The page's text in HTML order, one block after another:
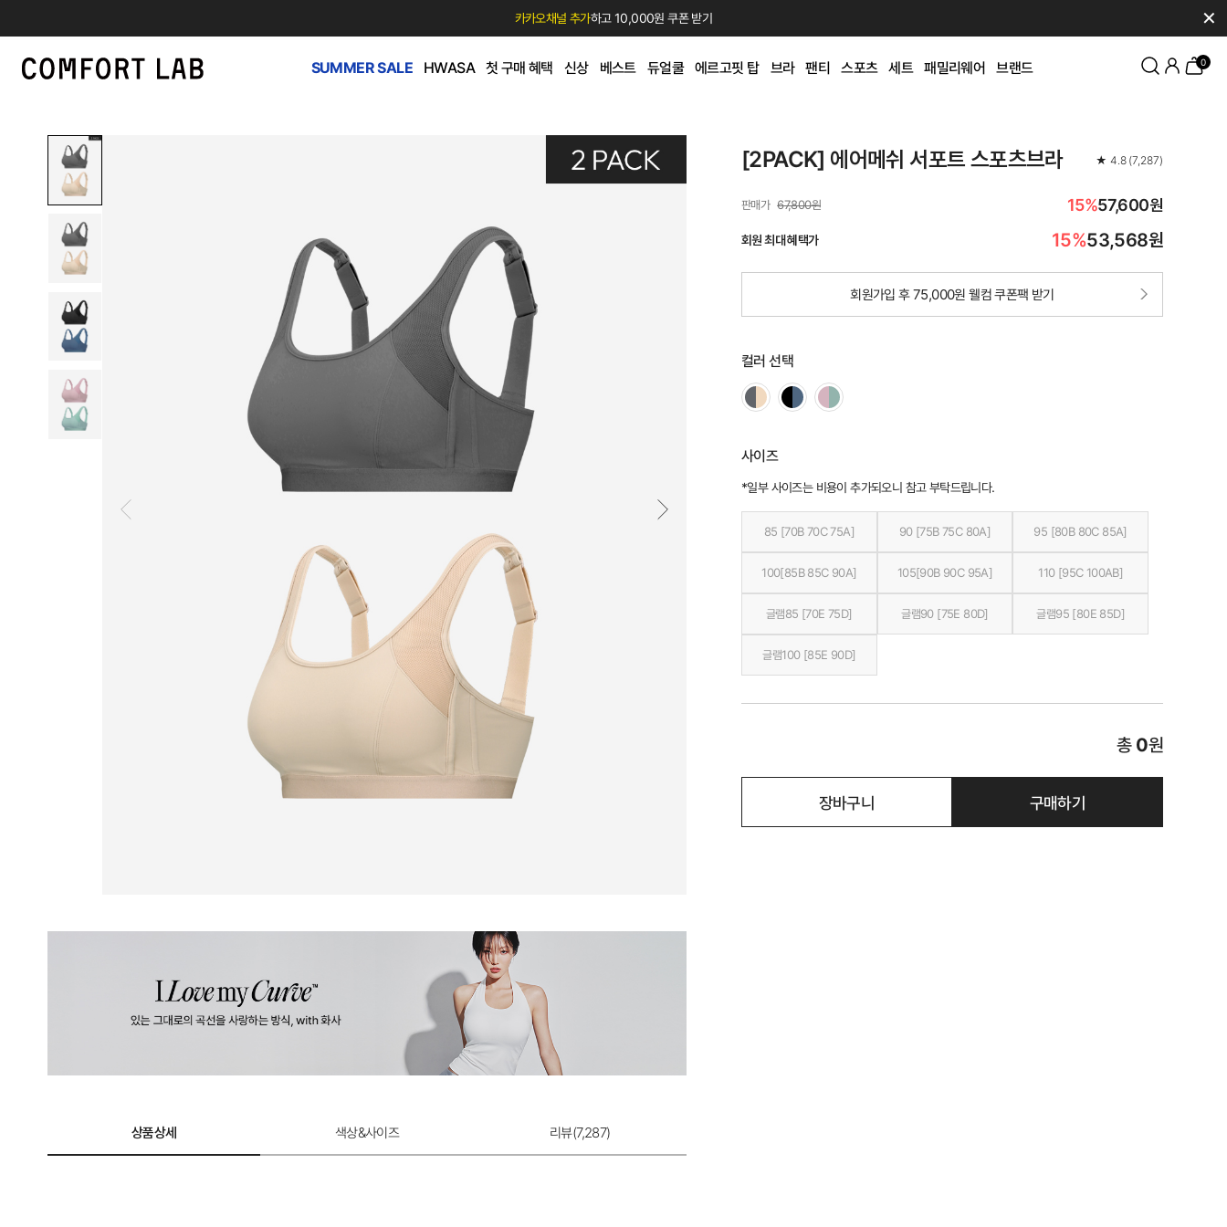
카카오채널 추가하고 10,000원 쿠폰 받기 ✕
SUMMER SALE HWASA 첫 구매 혜택 신상 베스트 듀얼쿨 에르고핏 탑 브라 팬티 스포츠 세트 패밀리웨어 브랜드 0
상품상세 색상&사이즈 리뷰(7,287)
[2PACK] 에어메쉬 서포트 스포츠브라 ★ 4.8 (7,287)
67,800원 15%57,600원
회원 최대 혜택가 15%53,568원
회원가입 후 75,000원 웰컴 쿠폰팩 받기
컬러 선택
사이즈
*일부 사이즈는 비용이 추가되오니 참고 부탁드립니다.
85 [70B 70C 75A] 90 [75B 75C 80A] 95 [80B 80C 85A]
100[85B 85C 90A] 105[90B 90C 95A] 110 [95C 100AB]
글램85 [70E 75D] 글램90 [75E 80D] 글램95 [80E 85D]
글램100 [85E 90D]
총 0원
장바구니 구매하기